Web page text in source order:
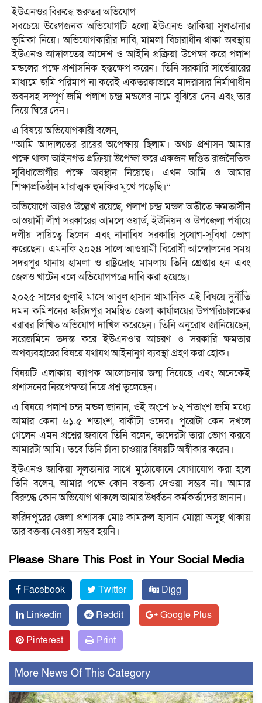
ইউএনওর বিরুদ্ধে গুরুতর অভিযোগ
সবচেয়ে উদ্বেগজনক অভিযোগটি হলো ইউএনও জাকিয়া সুলতানার
ভূমিকা নিয়ে। অভিযোগকারীর দাবি, মামলা বিচারাধীন থাকা অবস্থায়
ইউএনও আদালতের আদেশ ও আইনি প্রক্রিয়া উপেক্ষা করে পলাশ
মন্ডলের পক্ষে প্রশাসনিক হস্তক্ষেপ করেন। তিনি সরকারি সার্ভেয়ারের
মাধ্যমে জমি পরিমাপ না করেই একতরফাভাবে মাদরাসার নির্মাণাধীন
ভবনসহ সম্পূর্ণ জমি পলাশ চন্দ্র মন্ডলের নামে বুঝিয়ে দেন এবং তার
দিয়ে ঘিরে দেন।
এ বিষয়ে অভিযোগকারী বলেন,
“আমি আদালতের রায়ের অপেক্ষায় ছিলাম। অথচ প্রশাসন আমার
পক্ষে থাকা আইনগত প্রক্রিয়া উপেক্ষা করে একজন দণ্ডিত রাজনৈতিক
সুবিধাভোগীর পক্ষে অবস্থান নিয়েছে। এখন আমি ও আমার
শিক্ষাপ্রতিষ্ঠান মারাত্মক হুমকির মুখে পড়েছি।”
অভিযোগে আরও উল্লেখ রয়েছে, পলাশ চন্দ্র মন্ডল অতীতে ক্ষমতাসীন
আওয়ামী লীগ সরকারের আমলে ওয়ার্ড, ইউনিয়ন ও উপজেলা পর্যায়ে
দলীয় দায়িত্বে ছিলেন এবং নানাবিধ সরকারি সুযোগ-সুবিধা ভোগ
করেছেন। এমনকি ২০২৪ সালে আওয়ামী বিরোধী আন্দোলনের সময়
সদরপুর থানায় হামলা ও রাষ্ট্রদ্রোহ মামলায় তিনি গ্রেপ্তার হন এবং
জেলও খাটেন বলে অভিযোগপত্রে দাবি করা হয়েছে।
২০২৫ সালের জুলাই মাসে আবুল হাসান প্রামানিক এই বিষয়ে দুর্নীতি
দমন কমিশনের ফরিদপুর সমন্বিত জেলা কার্যালয়ের উপপরিচালকের
বরাবর লিখিত অভিযোগ দাখিল করেছেন। তিনি অনুরোধ জানিয়েছেন,
সরেজমিনে তদন্ত করে ইউএনও’র আচরণ ও সরকারি ক্ষমতার
অপব্যবহারের বিষয়ে যথাযথ আইনানুগ ব্যবস্থা গ্রহণ করা হোক।
বিষয়টি এলাকায় ব্যাপক আলোচনার জন্ম দিয়েছে এবং অনেকেই
প্রশাসনের নিরপেক্ষতা নিয়ে প্রশ্ন তুলেছেন।
এ বিষয়ে পলাশ চন্দ্র মন্ডল জানান, ওই অংশে ৮২ শতাংশ জমি মধ্যে
আমার কেনা ৬১.৫ শতাংশ, বাকীটা ওদের। পুরোটা কেন দখলে
গেলেন এমন প্রশ্নের জবাবে তিনি বলেন, তাদেরটা তারা ভোগ করবে
আমারটা আমি। তবে তিনি চাঁদা চাওয়ার বিষয়টি অস্বীকার করেন।
ইউএনও জাকিয়া সুলতানার সাথে মুঠোফোনে যোগাযোগ করা হলে
তিনি বলেন, আমার পক্ষে কোন বক্তব্য দেওয়া সম্ভব না। আমার
বিরুদ্ধে কোন অভিযোগ থাকলে আমার উর্ধ্বতন কর্মকর্তাদের জানান।
ফরিদপুরের জেলা প্রশাসক মোঃ কামরুল হাসান মোল্লা অসুস্থ থাকায়
তার বক্তব্য নেওয়া সম্ভব হয়নি।
Please Share This Post in Your Social Media
Facebook Twitter
Digg
Linkedin
Reddit
Google Plus
Pinterest
Print
More News Of This Category